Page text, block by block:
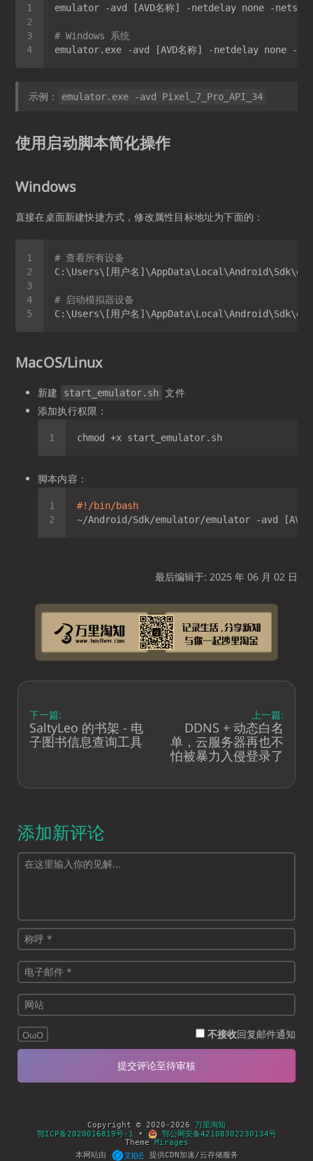
# Windows 系统
示例： emulator.exe -avd Pixel_7_Pro_API_34
使用启动脚本简化操作
Windows
直接在桌面新建快捷方式，修改属性目标地址为下面的：
# 查看所有设备
# 启动模拟器设备
MacOS/Linux
新建 start_emulator.sh
文件
添加执行权限：
脚本内容：
#!/bin/bash
最后编辑于: 2025 年 06 月 02 日
下一篇:
SaltyLeo 的书架 - 电
子图书信息查询工具
上一篇:
DDNS + 动态白名
单，云服务器再也不
怕被暴力入侵登录了
添加新评论
OωO 不接收回复邮件通知
Copyright © 2020-2026 万里淘知
鄂ICP备2020016819号-1 •
鄂公网安备42108302230134号
Theme Mirages
本网站由
提供CDN加速/云存储服务